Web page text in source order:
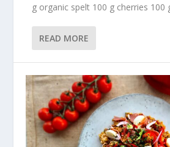
g organic spelt 100 g cherries 100
READ MORE